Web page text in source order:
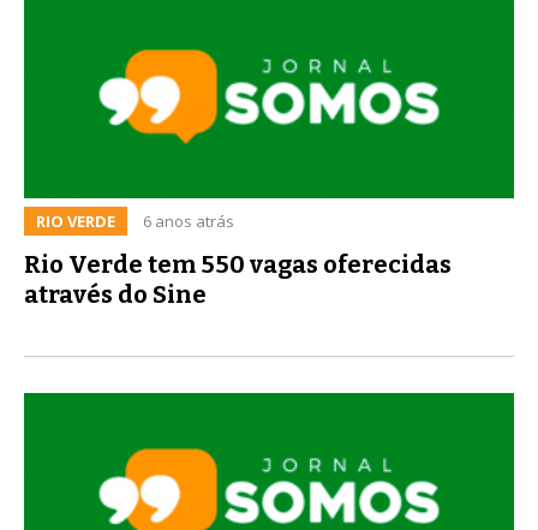
RIO VERDE 6 anos atrás
Rio Verde tem 550 vagas oferecidas
através do Sine